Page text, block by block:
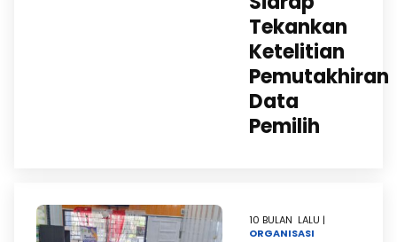
Tekankan
Ketelitian
Pemutakhiran
Data
Pemilih
10 BULAN LALU |
ORGANISASI